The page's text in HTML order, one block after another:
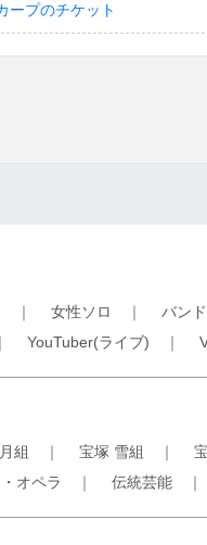
ープのチケット
｜ 女性ソロ ｜ バン
YouTuber(ライブ) ｜
組 ｜ 宝塚 雪組 ｜
オペラ ｜ 伝統芸能